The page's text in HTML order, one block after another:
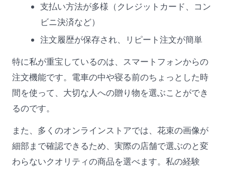
支払い方法が多様（クレジットカード、コン
ビニ決済など）
注文履歴が保存され、リピート注文が簡単
特に私が重宝しているのは、スマートフォンからの
注文機能です。電車の中や寝る前のちょっとした時
間を使って、大切な人への贈り物を選ぶことができ
るのです。
また、多くのオンラインストアでは、花束の画像が
細部まで確認できるため、実際の店舗で選ぶのと変
わらないクオリティの商品を選べます。私の経験